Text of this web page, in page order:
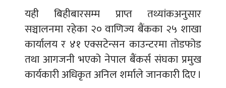
यही बिहीबारसम्म प्राप्त तथ्यांकअनुसार
सञ्चालनमा रहेका २० वाणिज्य बैंकका २५ शाखा
कार्यालय र ४१ एक्सटेन्सन काउन्टरमा तोडफोड
तथा आगजनी भएको नेपाल बैंकर्स संघका प्रमुख
कार्यकारी अधिकृत अनिल शर्माले जानकारी दिए ।